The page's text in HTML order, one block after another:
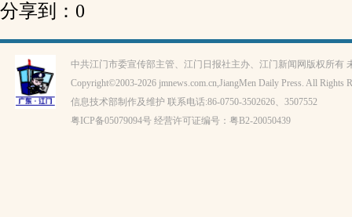
分享到： 0
中共江门市委宣传部主管、江门日报社主办、江门新闻网版权所有
Copyright©2003-2026 jmnews.com.cn,JiangMen Daily Press. All Rights
信息技术部制作及维护 联系电话:86-0750-3502626、3507552
粤ICP备05079094号 经营许可证编号： 粤B2-20050439